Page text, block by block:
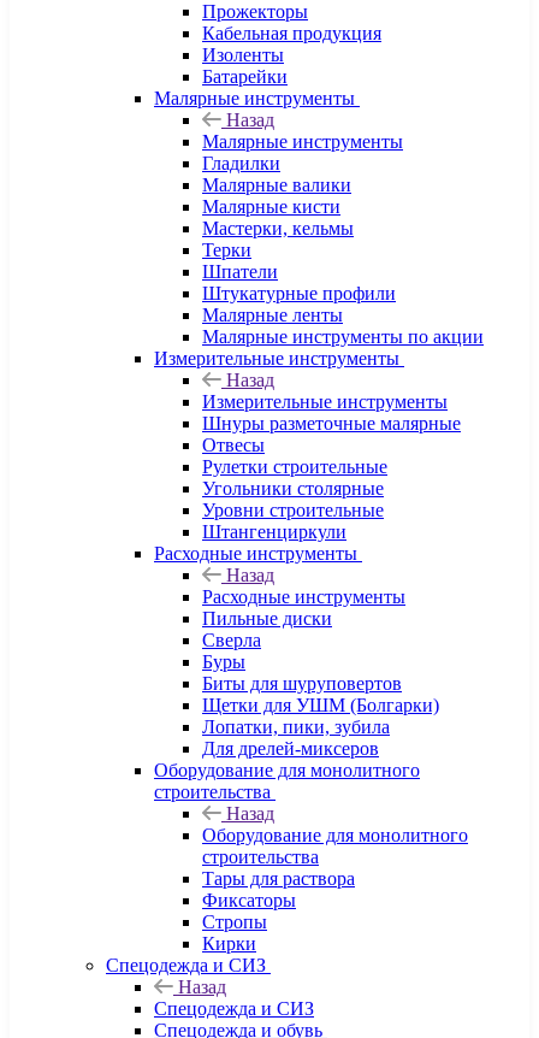
Прожекторы
Кабельная продукция
Изоленты
Батарейки
Малярные инструменты
Назад
Малярные инструменты
Гладилки
Малярные валики
Малярные кисти
Мастерки, кельмы
Терки
Шпатели
Штукатурные профили
Малярные ленты
Малярные инструменты по акции
Измерительные инструменты
Назад
Измерительные инструменты
Шнуры разметочные малярные
Отвесы
Рулетки строительные
Угольники столярные
Уровни строительные
Штангенциркули
Расходные инструменты
Назад
Расходные инструменты
Пильные диски
Сверла
Буры
Биты для шуруповертов
Щетки для УШМ (Болгарки)
Лопатки, пики, зубила
Для дрелей-миксеров
Оборудование для монолитного
строительства
Назад
Оборудование для монолитного
строительства
Тары для раствора
Фиксаторы
Стропы
Кирки
Спецодежда и СИЗ
Назад
Спецодежда и СИЗ
Спецодежда и обувь